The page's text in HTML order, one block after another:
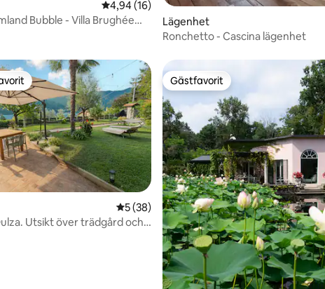
betyg, 26 omdömen4,94 av 5 i genomsnittligt betyg, 16 omdömen
4,94 (16)
Bubble - Villa Brughée
Lägenhet
Ronchetto - Cascina lägenhet
betyg, 86 omdömen
5 av 5 i genomsnittligt betyg, 38 omdömen
5 (38)
Utsikt över trädgård och
Gästfavorit
Gästfavorit